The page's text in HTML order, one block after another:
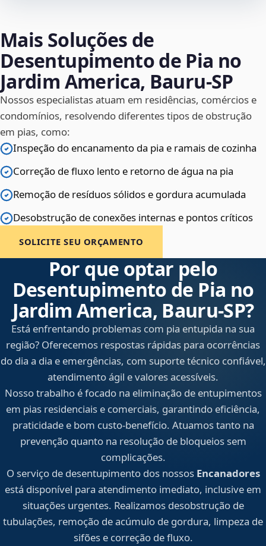
Mais Soluções de
Desentupimento de Pia no
Jardim America, Bauru‑SP
Nossos especialistas atuam em residências, comércios e
condomínios, resolvendo diferentes tipos de obstrução
em pias, como:
Inspeção do encanamento da pia e ramais de cozinha
Correção de fluxo lento e retorno de água na pia
Remoção de resíduos sólidos e gordura acumulada
Desobstrução de conexões internas e pontos críticos
SOLICITE SEU ORÇAMENTO
Por que optar pelo
Desentupimento de Pia no
Jardim America, Bauru‑SP?
Está enfrentando problemas com pia entupida na sua
região? Oferecemos respostas rápidas para ocorrências
do dia a dia e emergências, com suporte técnico confiável,
atendimento ágil e valores acessíveis.
Nosso trabalho é focado na eliminação de entupimentos
em pias residenciais e comerciais, garantindo eficiência,
praticidade e bom custo-benefício. Atuamos tanto na
prevenção quanto na resolução de bloqueios sem
complicações.
O serviço de desentupimento dos nossos Encanadores
está disponível para atendimento imediato, inclusive em
situações urgentes. Realizamos desobstrução de
tubulações, remoção de acúmulo de gordura, limpeza de
sifões e correção de fluxo.